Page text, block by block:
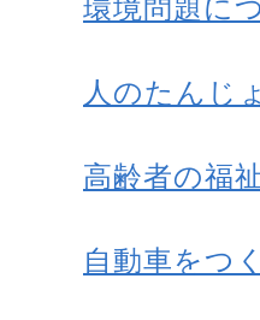
環境問題に
人のたんじ
高齢者の福
自動車をつ